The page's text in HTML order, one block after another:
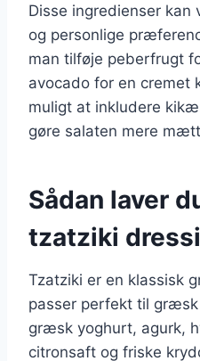
Disse ingredienser
og personlige
man tilføje peberfrugt
avocado for en cremet
muligt at inkludere
gøre salaten mere
Sådan laver
tzatziki
Tzatziki er en klassisk
passer perfekt til
græsk yoghurt, agurk,
citronsaft og friske